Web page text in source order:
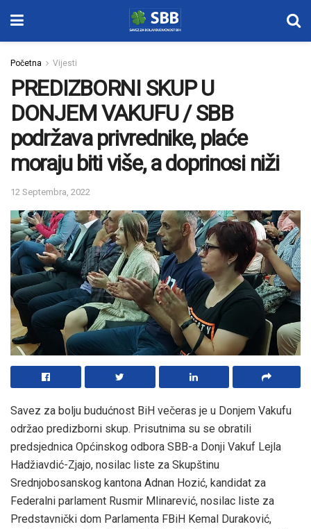
Početna Vijesti
PREDIZBORNI SKUP U
DONJEM VAKUFU / SBB
podržava privrednike, plaće
moraju biti više, a doprinosi niži
12 Septembra, 2022
Savez za bolju budućnost BiH večeras je u Donjem Vakufu
održao predizborni skup. Prisutnima su se obratili
predsjednica Općinskog odbora SBB-a Donji Vakuf Lejla
Hadžiavdić-Zjajo, nosilac liste za Skupštinu
Srednjobosanskog kantona Adnan Hozić, kandidat za
Federalni parlament Rusmir Mlinarević, nosilac liste za
Predstavnički dom Parlamenta FBiH Kemal Duraković,